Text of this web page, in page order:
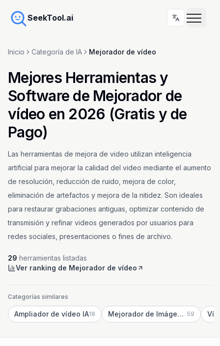
SeekTool.ai
Inicio Categoría de IA Mejorador de vídeo
Mejores Herramientas y
Software de Mejorador de
vídeo en 2026 (Gratis y de
Pago)
Las herramientas de mejora de video utilizan inteligencia
artificial para mejorar la calidad del video mediante el aumento
de resolución, reducción de ruido, mejora de color,
eliminación de artefactos y mejora de la nitidez. Son ideales
para restaurar grabaciones antiguas, optimizar contenido de
transmisión y refinar videos generados por usuarios para
redes sociales, presentaciones o fines de archivo.
29 herramientas listadas
Ver ranking de Mejorador de vídeo
Categorías similares
Ampliador de vídeo IA18 Mejorador de Imágenes IA 59